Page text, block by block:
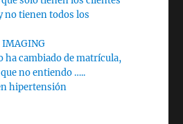
no tienen todos los
ha cambiado de matrícula,
no entiendo …..
hipertensión